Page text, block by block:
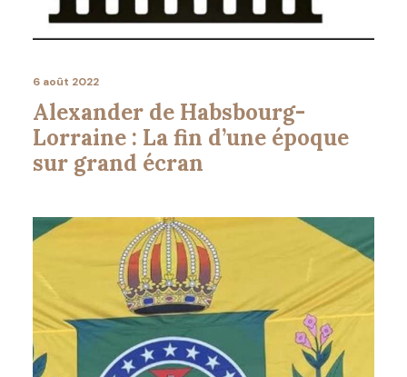
6 août 2022
Alexander de Habsbourg-
Lorraine : La fin d’une époque
sur grand écran